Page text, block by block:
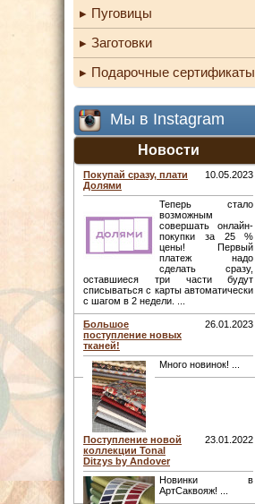
Пуговицы
Заготовки
Подарочные сертификаты
Мы в Instagram
Новости
Покупай сразу, плати
Долями
10.05.2023
Теперь стало
возможным
совершать онлайн-
покупки за 25 %
цены! Первый
платеж надо
сделать сразу,
оставшиеся три части будут
списываться с карты автоматически
с шагом в 2 недели. ...
Большое
поступление новых
тканей!
26.01.2023
Много новинок! ...
Поступление новой
коллекции Tonal
Ditzys by Andover
23.01.2022
Новинки в
АртСаквояж! ...